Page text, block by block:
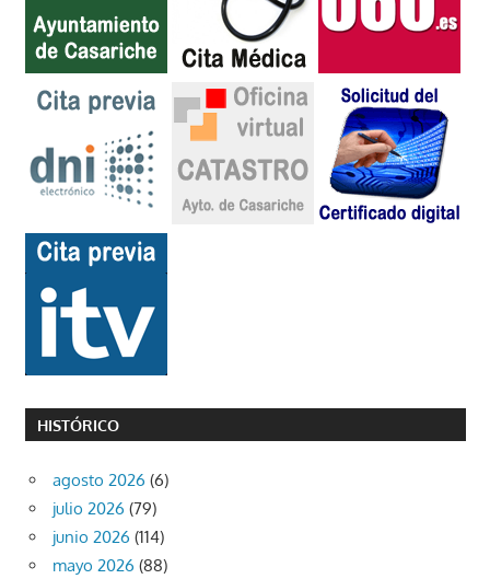
HISTÓRICO
agosto 2026 (6)
julio 2026 (79)
junio 2026 (114)
mayo 2026 (88)